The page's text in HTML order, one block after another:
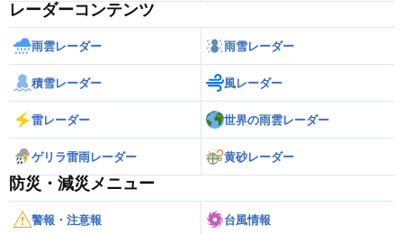
レーダーコンテンツ
雨雲レーダー 雨雪レーダー
積雪レーダー 風レーダー
雷レーダー 世界の雨雲レーダー
ゲリラ雷雨レーダー 黄砂レーダー
防災・減災メニュー
警報・注意報 台風情報